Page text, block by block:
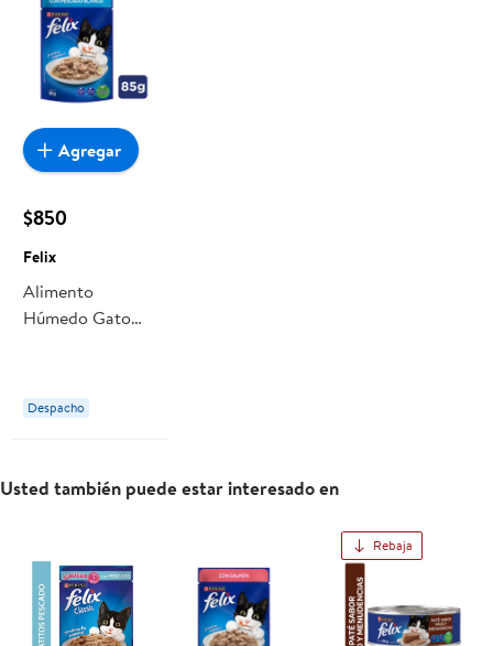
$850
Felix
Alimento
Húmedo Gato
Pouch 85 g Felix
Despacho
Agregar
Usted también puede estar interesado en
Rebaja